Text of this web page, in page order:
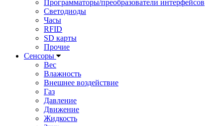
Программаторы/преобразователи интерфейсов
Светодиоды
Часы
RFID
SD карты
Прочие
Сенсоры
Вес
Влажность
Внешнее воздействие
Газ
Давление
Движение
Жидкость